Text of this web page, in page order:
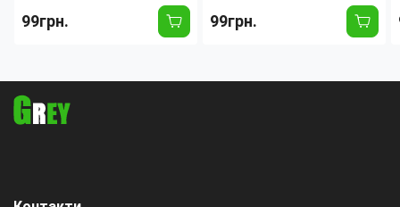
обмежувач під двері Білий
99грн.
обмежувач під двері
99грн.